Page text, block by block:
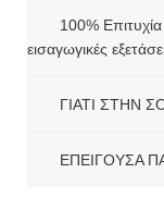
100%
εισαγωγικές
ΓΙΑΤΙ ΣΤΗΝ
ΕΠΕΙΓΟΥΣΑ